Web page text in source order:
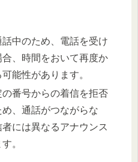
話中のため、電話を受け
、時間をおいて再度か
能性があります。
番号からの着信を拒否
、通話がつながらな
には異なるアナウンス
。